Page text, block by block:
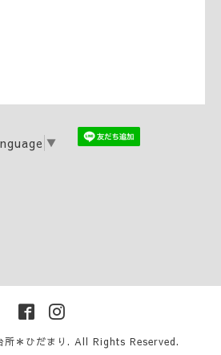
▼
所＊ひだまり . All Rights Reserved.